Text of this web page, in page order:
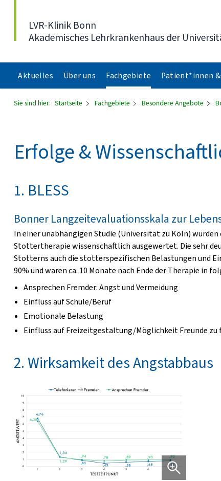
LVR-Klinik Bonn
Akademisches Lehrkrankenhaus der
Aktuelles Über uns Fachgebiete Patient*innen
Sie sind hier: Startseite Fachgebiete Besondere Angebote
Erfolge &
1. BLESS
Bonner Langzeitevaluationsskala zur
In einer unabhängigen Studie (Universität zu Köln)
Stottertherapie wissenschaftlich ausgewertet. Die sehr
Stotterns auch die stotterspezifischen Belastungen und
90% und waren ca. 10 Monate nach Ende der Therapie in
Ansprechen Fremder: Angst und Vermeidung
Einfluss auf Schule/Beruf
Emotionale Belastung
Einfluss auf Freizeitgestaltung/Möglichkeit Freunde zu
2. Wirksamkeit des Angstabbaus